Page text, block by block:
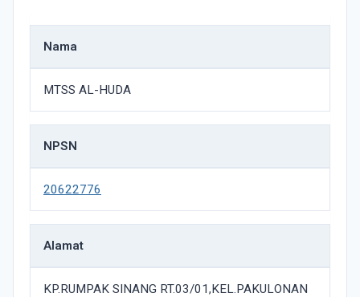
Nama
MTSS AL-HUDA
NPSN
20622776
Alamat
KP.RUMPAK SINANG RT.03/01,KEL.PAKULONAN